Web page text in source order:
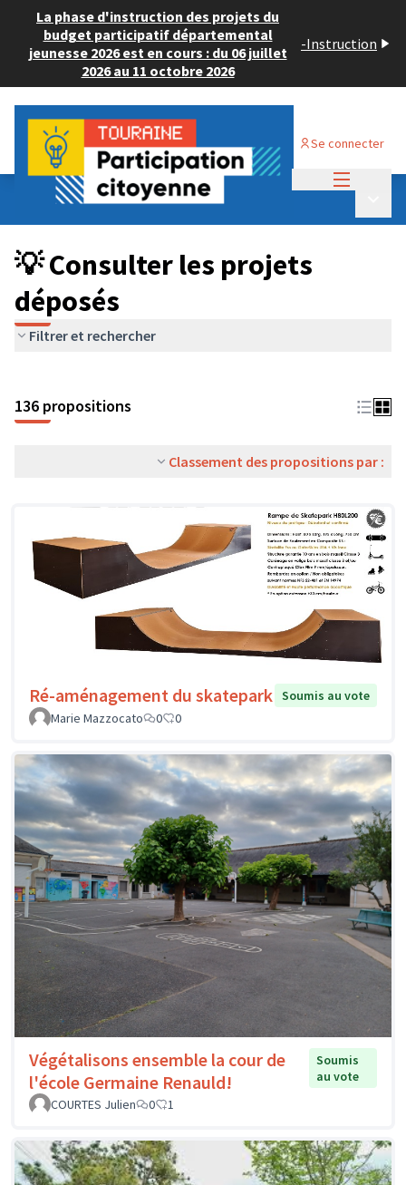
La phase d'instruction des projets du
budget participatif départemental
jeunesse 2026 est en cours : du 06 juillet
2026 au 11 octobre 2026
-Instruction
Se connecter
Budget Participatif JEUNESSE 2024
💡 Consulter les projets déposés
💡 Consulter les projets
déposés
Filtrer et rechercher
136 propositions
Classement des propositions par :
Ré-aménagement du skatepark Soumis au vote
Marie Mazzocato
0 0
Végétalisons ensemble la cour de
l'école Germaine Renauld!
Soumis
au vote
COURTES Julien
0 1